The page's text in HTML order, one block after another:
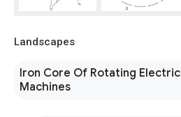
Landscapes
Iron Core Of Rotating Electric
Machines